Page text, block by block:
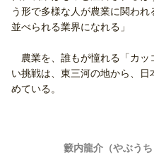
う形で多様な人が農業に関わ
並べられる業界になれる」
農業を、誰もが憧れる「カッ
い挑戦は、東三河の地から、
めている。
籔内龍介（やぶうち